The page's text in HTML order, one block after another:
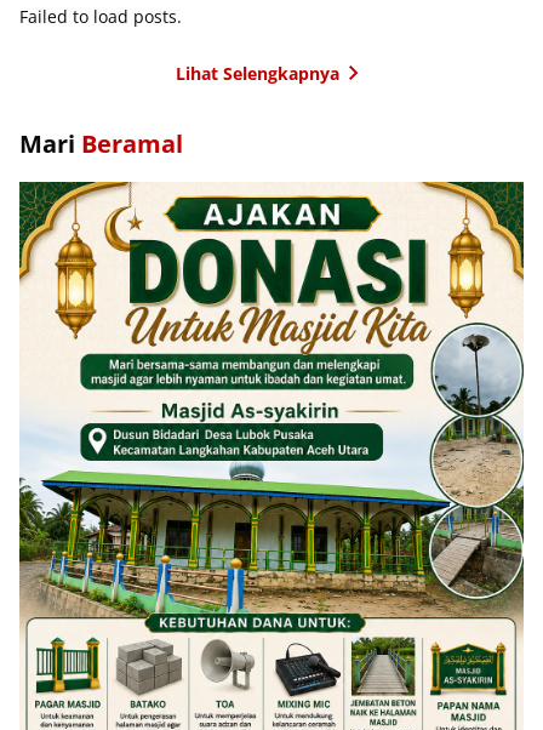
Failed to load posts.
Lihat Selengkapnya
Mari Beramal